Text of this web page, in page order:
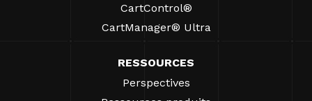
CartControl®
CartManager® Ultra
RESSOURCES
Perspectives